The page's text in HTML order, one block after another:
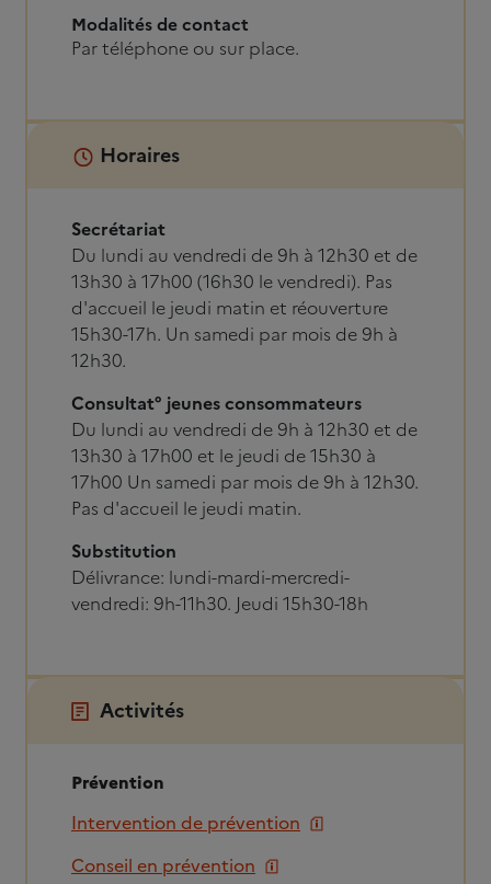
Modalités de contact
Par téléphone ou sur place.
Horaires
Secrétariat
Du lundi au vendredi de 9h à 12h30 et de
13h30 à 17h00 (16h30 le vendredi). Pas
d'accueil le jeudi matin et réouverture
15h30-17h. Un samedi par mois de 9h à
12h30.
Consultat° jeunes consommateurs
Du lundi au vendredi de 9h à 12h30 et de
13h30 à 17h00 et le jeudi de 15h30 à
17h00 Un samedi par mois de 9h à 12h30.
Pas d'accueil le jeudi matin.
Substitution
Délivrance: lundi-mardi-mercredi-
vendredi: 9h-11h30. Jeudi 15h30-18h
Activités
Prévention
Intervention de prévention
Conseil en prévention